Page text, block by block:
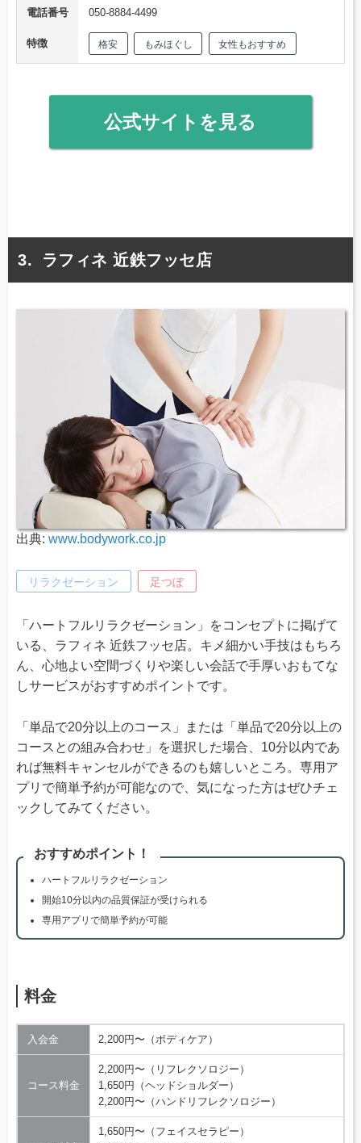
電話番号
050-8884-4499
特徴 格安 もみほぐし 女性もおすすめ
公式サイトを見る
ラフィネ 近鉄フッセ店
出典: www.bodywork.co.jp
リラクゼーション 足つぼ
「ハートフルリラクゼーション」をコンセプトに掲げて
いる、ラフィネ 近鉄フッセ店。キメ細かい手技はもちろ
ん、心地よい空間づくりや楽しい会話で手厚いおもてな
しサービスがおすすめポイントです。
「単品で20分以上のコース」または「単品で20分以上の
コースとの組み合わせ」を選択した場合、10分以内であ
れば無料キャンセルができるのも嬉しいところ。専用ア
プリで簡単予約が可能なので、気になった方はぜひチェ
ックしてみてください。
おすすめポイント！
ハートフルリラクゼーション
開始10分以内の品質保証が受けられる
専用アプリで簡単予約が可能
料金
入会金 2,200円〜（ボディケア）
コース料金
2,200円〜（リフレクソロジー）
1,650円（ヘッドショルダー）
2,200円〜（ハンドリフレクソロジー）
1,650円〜（フェイスセラピー）